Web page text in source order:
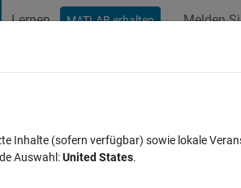
Lernen MATLAB erhalten Melden
equation in a for
Inhalte (sofern verfügbar) sowie lokale
Auswahl:United States.